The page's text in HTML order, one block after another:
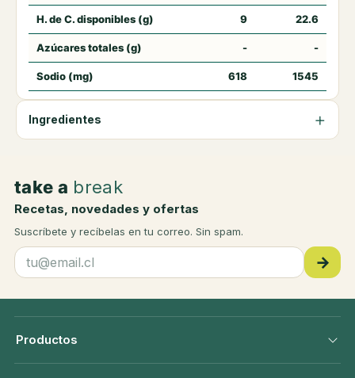
H. de C. disponibles (g) 9 22.6
Azúcares totales (g) - -
Sodio (mg) 618 1545
Ingredientes
take a break
Recetas, novedades y ofertas
Suscríbete y recíbelas en tu correo. Sin spam.
→
Productos